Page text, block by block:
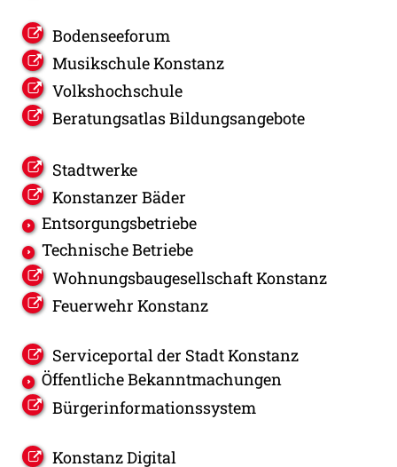
Bodenseeforum
Musikschule Konstanz
Volkshochschule
Beratungsatlas Bildungsangebote
Stadtwerke
Konstanzer Bäder
Entsorgungsbetriebe
Technische Betriebe
Wohnungsbaugesellschaft Konstanz
Feuerwehr Konstanz
Serviceportal der Stadt Konstanz
Öffentliche Bekanntmachungen
Bürgerinformationssystem
Konstanz Digital